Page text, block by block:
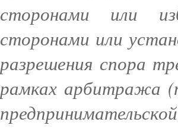
сторонами или
сторонами или
разрешения спора
рамках арбитража